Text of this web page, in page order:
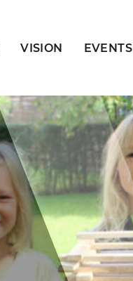
VISION EVENTS